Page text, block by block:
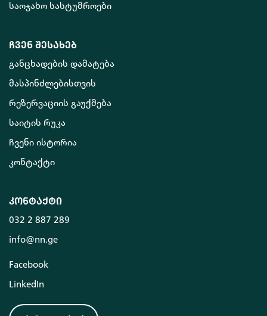
საოჯახო სასტუმროები
ჩვენ შესახებ
განცხადების დამატება
მასპინძლებისთვის
რეზერვაციის გაუქმება
საიტის რუკა
ჩვენი ისტორია
კონტაქტი
კონტაქტი
032 2 887 289
info@nn.ge
Facebook
LinkedIn